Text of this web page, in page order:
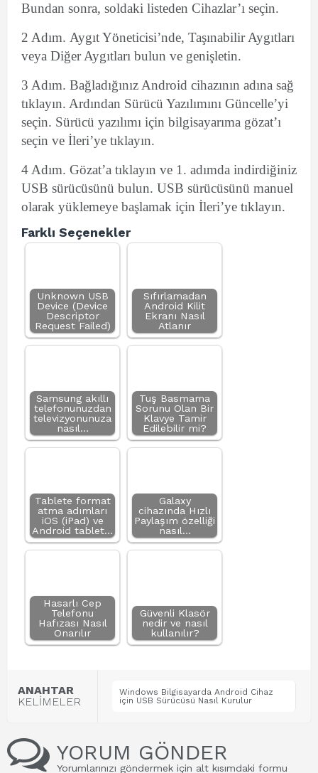
Bundan sonra, soldaki listeden Cihazlar’ı seçin.
2 Adım. Aygıt Yöneticisi’nde, Taşınabilir Aygıtları
veya Diğer Aygıtları bulun ve genişletin.
3 Adım. Bağladığınız Android cihazının adına sağ
tıklayın. Ardından Sürücü Yazılımını Güncelle’yi
seçin. Sürücü yazılımı için bilgisayarıma gözat’ı
seçin ve İleri’ye tıklayın.
4 Adım. Gözat’a tıklayın ve 1. adımda indirdiğiniz
USB sürücüsünü bulun. USB sürücüsünü manuel
olarak yüklemeye başlamak için İleri’ye tıklayın.
Farklı Seçenekler
Unknown USB
Device (Device
Descriptor
Request Failed)
Sıfırlamadan
Android Kilit
Ekranı Nasıl
Atlanır
Samsung akıllı
telefonunuzdan
televizyonunuza
nasıl…
Tuş Basmama
Sorunu Olan Bir
Klavye Tamir
Edilebilir mi?
Tablete format
atma adımları
iOS (iPad) ve
Android tablet…
Galaxy
cihazında Hızlı
Paylaşım özelliği
nasıl…
Hasarlı Cep
Telefonu
Hafızası Nasıl
Onarılır
Güvenli Klasör
nedir ve nasıl
kullanılır?
ANAHTAR
KELİMELER
Windows Bilgisayarda Android Cihaz
için USB Sürücüsü Nasıl Kurulur
YORUM GÖNDER
Yorumlarınızı göndermek için alt kısımdaki formu